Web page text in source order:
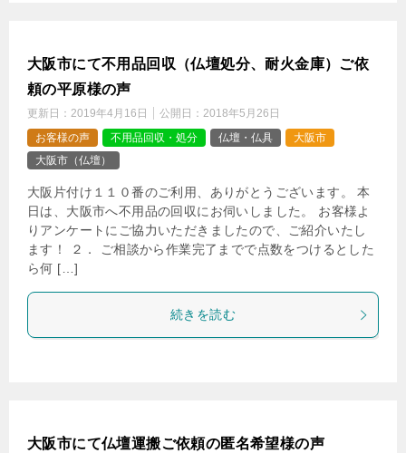
大阪市にて不用品回収（仏壇処分、耐火金庫）ご依
頼の平原様の声
更新日： 2019年4月16日 公開日： 2018年5月26日
お客様の声
不用品回収・処分 仏壇・仏具
大阪市
大阪市（仏壇）
大阪片付け１１０番のご利用、ありがとうございます。 本
日は、大阪市へ不用品の回収にお伺いしました。 お客様よ
りアンケートにご協力いただきましたので、ご紹介いたし
ます！ ２． ご相談から作業完了までで点数をつけるとした
ら何 […]
続きを読む
大阪市にて仏壇運搬ご依頼の匿名希望様の声